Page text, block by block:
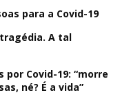
para a Covid-19
A tal
Covid-19: “morre
né? É a vida”